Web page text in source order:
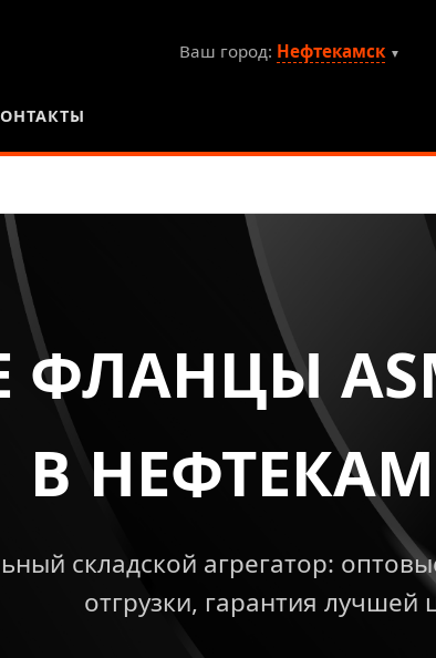
Ваш город: Нефтекамск ▼
В
складской агрегатор:
отгрузки, гарантия лучшей